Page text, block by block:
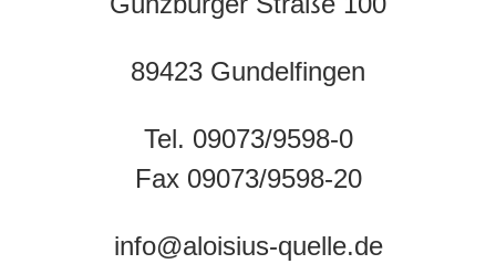
89423 Gundelfingen
Tel. 09073/9598-0
Fax 09073/9598-20
info@aloisius-quelle.de